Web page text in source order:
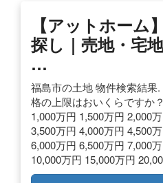
【アットホーム
探し｜売地・宅
…
福島市の土地 物件検索結果
格の上限はおいくらですか
1,000万円 1,500万円 2,000
3,500万円 4,000万円 4,500
6,000万円 6,500万円 7,000
10,000万円 15,000万円